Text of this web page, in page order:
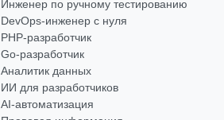
Инженер по ручному тестированию
DevOps-инженер с нуля
РНР-разработчик
Go-разработчик
Аналитик данных
ИИ для разработчиков
AI-автоматизация